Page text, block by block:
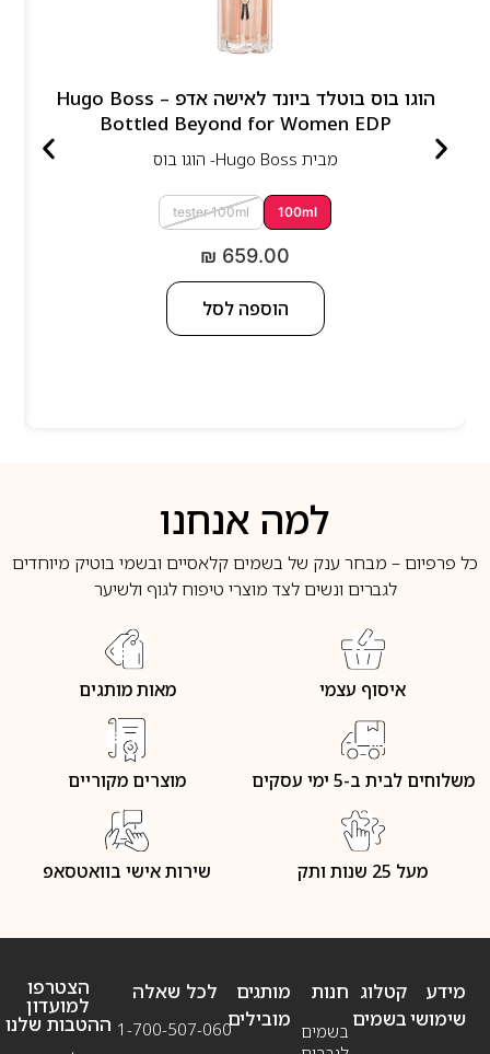
הוגו בוס בוטלד ביונד לאישה אדפ – Hugo Boss
Bottled Beyond for Women EDP
מבית Hugo Boss- הוגו בוס
100ml
tester 100ml
₪ 659.00
הוספה לסל
למה אנחנו
כל פרפיום – מבחר ענק של בשמים קלאסיים ובשמי בוטיק מיוחדים
לגברים ונשים לצד מוצרי טיפוח לגוף ולשיער
איסוף עצמי מאות מותגים
משלוחים לבית ב-5 ימי עסקים מוצרים מקוריים
מעל 25 שנות ותק שירות אישי בוואטסאפ
מידע
שימושי
חנות
בשמים
קטלוג
בשמים
מותגים
מובילים
לכל שאלה
1-700-507-060
הצטרפו
למועדון
ההטבות שלנו